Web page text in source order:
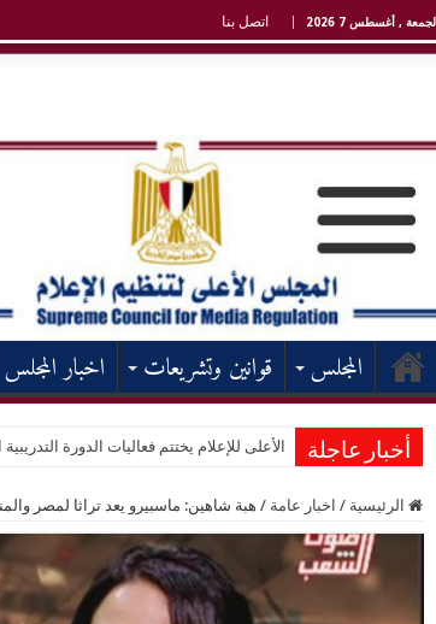
الجمعة , أغسطس 7 2026 اتصل بنا
المجلس قوانين وتشريعات اخبار المجلس
أخبار عاجلة الأعلى للإعلام يختتم فعاليات الدورة
الرئيسية / اخبار عامة / هبة شاهين: ماسبيرو يعد تراثا لمصر